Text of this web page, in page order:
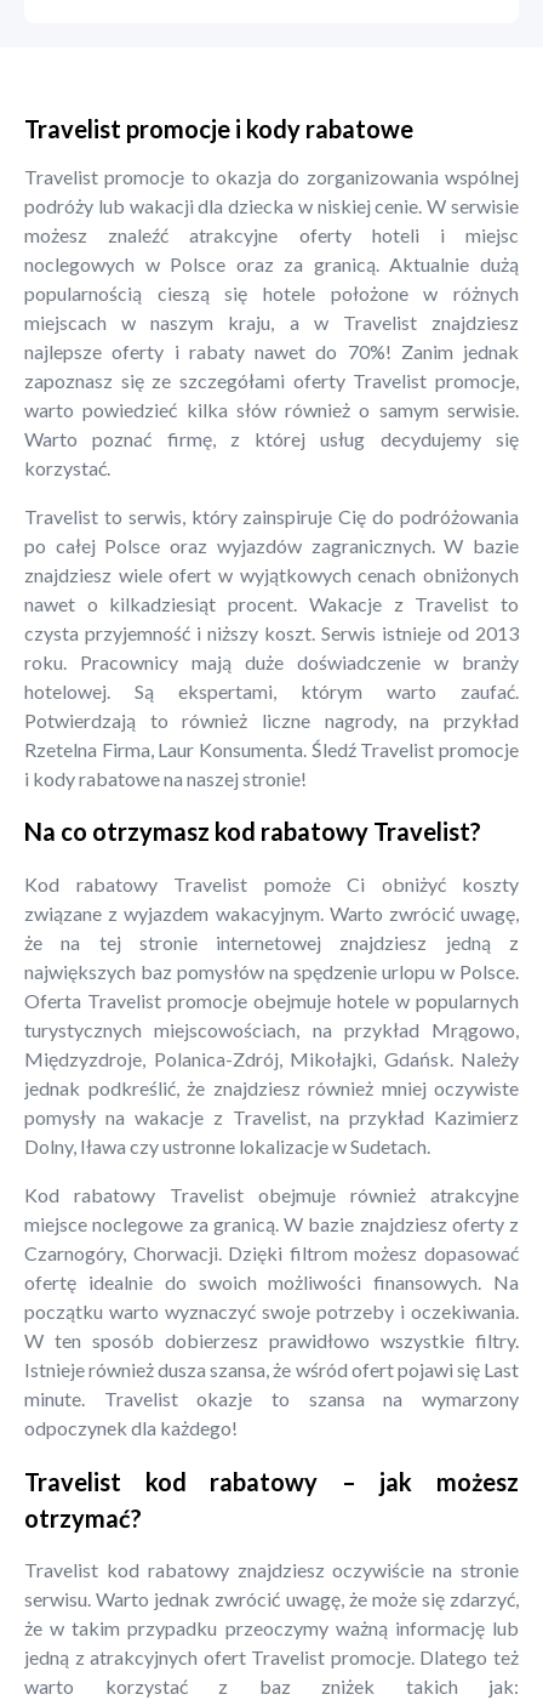
Travelist promocje i kody rabatowe
Travelist promocje to okazja do zorganizowania wspólnej
podróży lub wakacji dla dziecka w niskiej cenie. W serwisie
możesz znaleźć atrakcyjne oferty hoteli i miejsc
noclegowych w Polsce oraz za granicą. Aktualnie dużą
popularnością cieszą się hotele położone w różnych
miejscach w naszym kraju, a w Travelist znajdziesz
najlepsze oferty i rabaty nawet do 70%! Zanim jednak
zapoznasz się ze szczegółami oferty Travelist promocje,
warto powiedzieć kilka słów również o samym serwisie.
Warto poznać firmę, z której usług decydujemy się
korzystać.
Travelist to serwis, który zainspiruje Cię do podróżowania
po całej Polsce oraz wyjazdów zagranicznych. W bazie
znajdziesz wiele ofert w wyjątkowych cenach obniżonych
nawet o kilkadziesiąt procent. Wakacje z Travelist to
czysta przyjemność i niższy koszt. Serwis istnieje od 2013
roku. Pracownicy mają duże doświadczenie w branży
hotelowej. Są ekspertami, którym warto zaufać.
Potwierdzają to również liczne nagrody, na przykład
Rzetelna Firma, Laur Konsumenta. Śledź Travelist promocje
i kody rabatowe na naszej stronie!
Na co otrzymasz kod rabatowy Travelist?
Kod rabatowy Travelist pomoże Ci obniżyć koszty
związane z wyjazdem wakacyjnym. Warto zwrócić uwagę,
że na tej stronie internetowej znajdziesz jedną z
największych baz pomysłów na spędzenie urlopu w Polsce.
Oferta Travelist promocje obejmuje hotele w popularnych
turystycznych miejscowościach, na przykład Mrągowo,
Międzyzdroje, Polanica-Zdrój, Mikołajki, Gdańsk. Należy
jednak podkreślić, że znajdziesz również mniej oczywiste
pomysły na wakacje z Travelist, na przykład Kazimierz
Dolny, Iława czy ustronne lokalizacje w Sudetach.
Kod rabatowy Travelist obejmuje również atrakcyjne
miejsce noclegowe za granicą. W bazie znajdziesz oferty z
Czarnogóry, Chorwacji. Dzięki filtrom możesz dopasować
ofertę idealnie do swoich możliwości finansowych. Na
początku warto wyznaczyć swoje potrzeby i oczekiwania.
W ten sposób dobierzesz prawidłowo wszystkie filtry.
Istnieje również dusza szansa, że wśród ofert pojawi się Last
minute. Travelist okazje to szansa na wymarzony
odpoczynek dla każdego!
Travelist kod rabatowy – jak możesz
otrzymać?
Travelist kod rabatowy znajdziesz oczywiście na stronie
serwisu. Warto jednak zwrócić uwagę, że może się zdarzyć,
że w takim przypadku przeoczymy ważną informację lub
jedną z atrakcyjnych ofert Travelist promocje. Dlatego też
warto korzystać z baz zniżek takich jak: